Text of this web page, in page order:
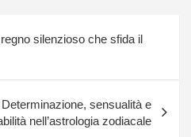
silenzioso che sfida il
sensualità e
nell’astrologia zodiacale